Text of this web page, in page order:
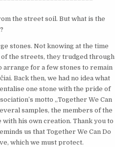
the street soil. But what is the
stones. Not knowing at the time
the streets, they trudged through
arrange for a few stones to remain
Back then, we had no idea what
one stone with the pride of
motto „Together We Can
samples, the members of the
his own creation. Thank you to
us that Together We Can Do
which we must protect.